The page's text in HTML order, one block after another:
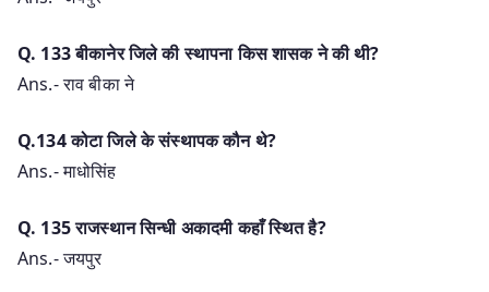
Q. 133 बीकानेर जिले की स्थापना किस शासक ने की थी?
Ans.- राव बीका ने
Q.134 कोटा जिले के संस्थापक कौन थे?
Ans.- माधोसिंह
Q. 135 राजस्थान सिन्धी अकादमी कहाँ स्थित है?
Ans.- जयपुर